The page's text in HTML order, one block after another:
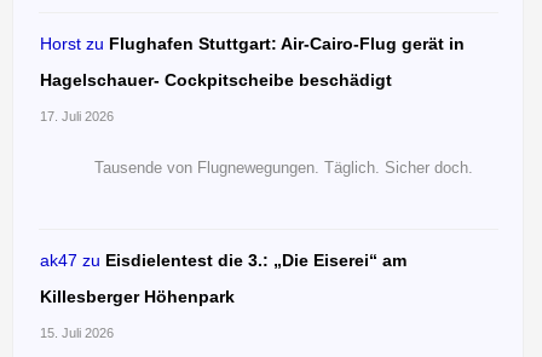
Horst zu Flughafen Stuttgart: Air-Cairo-Flug gerät in
Hagelschauer- Cockpitscheibe beschädigt
17. Juli 2026
Tausende von Flugnewegungen. Täglich. Sicher doch.
ak47 zu Eisdielentest die 3.: „Die Eiserei“ am
Killesberger Höhenpark
15. Juli 2026